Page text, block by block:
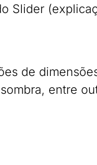
Slider
de
entre